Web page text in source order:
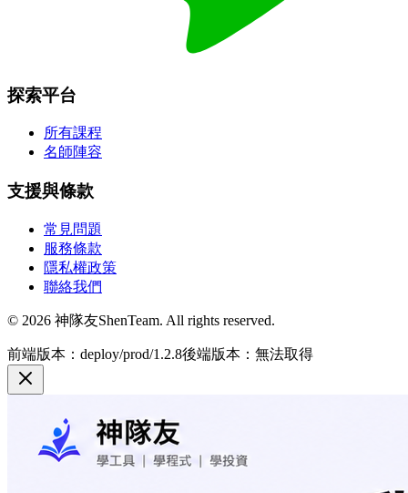
探索平台
所有課程
名師陣容
支援與條款
常見問題
服務條款
隱私權政策
聯絡我們
© 2026 神隊友ShenTeam. All rights reserved.
前端版本：deploy/prod/1.2.8後端版本：無法取得